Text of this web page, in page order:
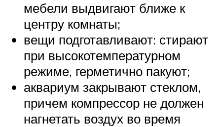
мебели выдвигают ближе к
центру комнаты;
вещи подготавливают: стирают
при высокотемпературном
режиме, герметично пакуют;
аквариум закрывают стеклом,
причем компрессор не должен
нагнетать воздух во время